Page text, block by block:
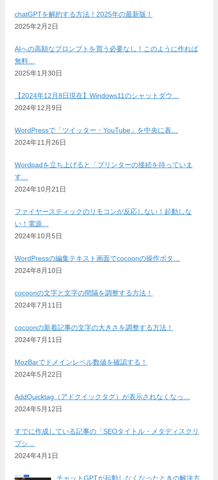
chatGPTを解約する方法！2025年の最新版！
2025年2月2日
AIへの高額なプロンプトを買う必要なし！このように作れば
無料…
2025年1月30日
【2024年12月8日現在】Windows11のシャットダウ…
2024年12月9日
WordPressで「ツイッター・YouTube」を中央に表…
2024年11月26日
Wordpadを立ち上げると「プリンターの接続を待っていま
す…
2024年10月21日
ファイヤースティックのリモコンが反応しない！起動しな
い！電源…
2024年10月5日
WordPressの編集テキスト画面でcocoonの操作ボタ…
2024年8月10日
cocoonの文字と文字の間隔を調整する方法！
2024年7月11日
cocoonの新着記事の文字の大きさを調整する方法！
2024年7月11日
MozBarでドメインレベル数値を確認する！
2024年5月22日
AddQuicktag（アドクイックタグ）が表示されなくなっ…
2024年5月12日
すでに作成している記事の「SEOタイトル・メタディスクリ
プシ…
2024年4月1日
チャットGPTが起動しなくなったときの解決方